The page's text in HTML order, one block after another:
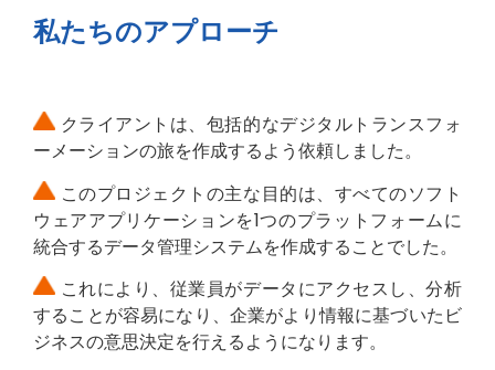
私たちのアプローチ
クライアントは、包括的なデジタルトランスフォ
ーメーションの旅を作成するよう依頼しました。
このプロジェクトの主な目的は、すべてのソフト
ウェアアプリケーションを1つのプラットフォームに
統合するデータ管理システムを作成することでした。
これにより、従業員がデータにアクセスし、分析
することが容易になり、企業がより情報に基づいたビ
ジネスの意思決定を行えるようになります。